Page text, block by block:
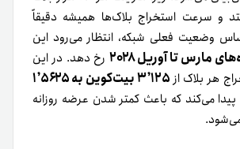
و سرعت استخراج بلاک‌ها همیشه دقیقاً
وضعیت فعلی شبکه، انتظار می‌رود این
مارس تا آوریل ۲۰۲۸
رخ دهد. در این
هر بلاک از
۳٫۱۲۵ بیت‌کوین به ۱٫۵۶۲۵
می‌کند که باعث کمتر شدن عرضه روزانه
می‌شود.